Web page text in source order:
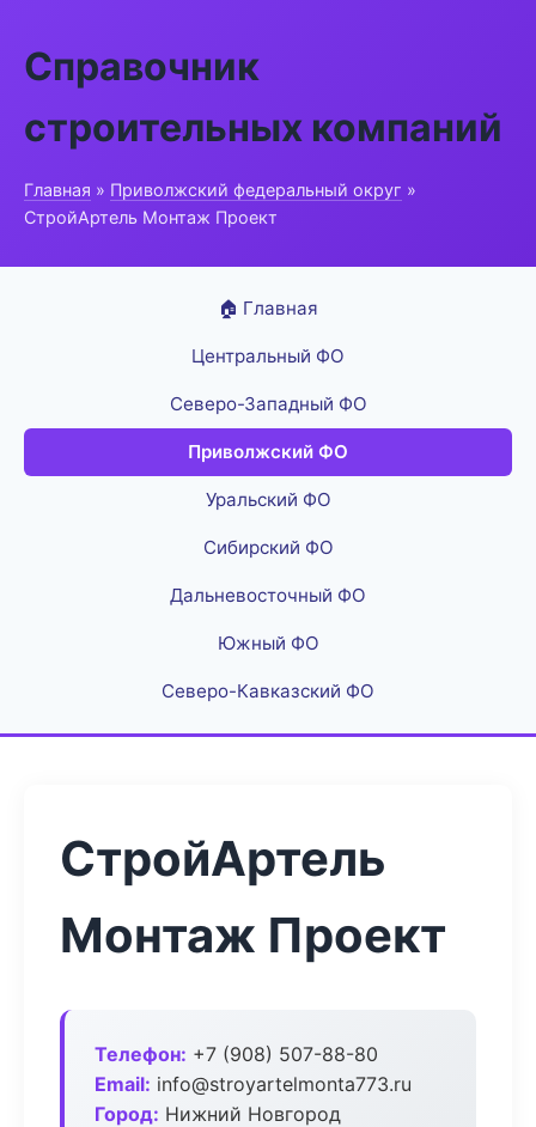
Справочник
строительных компаний
Главная » Приволжский федеральный округ »
СтройАртель Монтаж Проект
🏠 Главная
Центральный ФО
Северо-Западный ФО
Приволжский ФО
Уральский ФО
Сибирский ФО
Дальневосточный ФО
Южный ФО
Северо-Кавказский ФО
СтройАртель
Монтаж Проект
Телефон: +7 (908) 507-88-80
Email: info@stroyartelmonta773.ru
Город: Нижний Новгород